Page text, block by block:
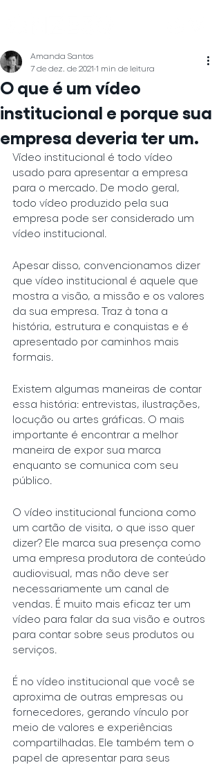
O que é um vídeo
institucional e porque sua
empresa deveria ter um.
Amanda Santos
7 de dez. de 2021 1 min de leitura
Vídeo institucional é todo vídeo
usado para apresentar a empresa
para o mercado. De modo geral,
todo vídeo produzido pela sua
empresa pode ser considerado um
vídeo institucional.
Apesar disso, convencionamos dizer
que vídeo institucional é aquele que
mostra a visão, a missão e os valores
da sua empresa. Traz à tona a
história, estrutura e conquistas e é
apresentado por caminhos mais
formais.
Existem algumas maneiras de contar
essa história: entrevistas, ilustrações,
locução ou artes gráficas. O mais
importante é encontrar a melhor
maneira de expor sua marca
enquanto se comunica com seu
público.
O vídeo institucional funciona como
um cartão de visita, o que isso quer
dizer? Ele marca sua presença como
uma empresa produtora de conteúdo
audiovisual, mas não deve ser
necessariamente um canal de
vendas. É muito mais eficaz ter um
vídeo para falar da sua visão e outros
para contar sobre seus produtos ou
serviços.
É no vídeo institucional que você se
aproxima de outras empresas ou
fornecedores, gerando vínculo por
meio de valores e experiências
compartilhadas. Ele também tem o
papel de apresentar para seus